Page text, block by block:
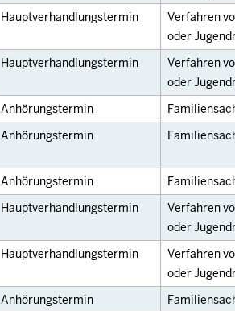
Hauptverhandlungstermin
Verfahren
oder
Hauptverhandlungstermin
Verfahren
oder
Anhörungstermin
Anhörungstermin
Anhörungstermin
Hauptverhandlungstermin
Verfahren
oder
Hauptverhandlungstermin
Verfahren
oder
Anhörungstermin